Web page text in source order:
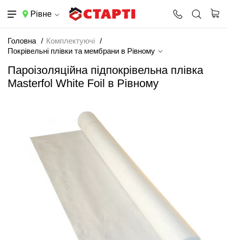
Рівне
Головна
Комплектуючі
Покрівельні плівки та мембрани в Рівному
Пароізоляційна підпокрівельна плівка
Masterfol White Foil в Рівному